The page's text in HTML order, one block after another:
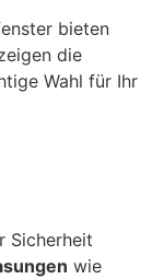
bieten
die
Wahl für Ihr
Sicherheit
wie